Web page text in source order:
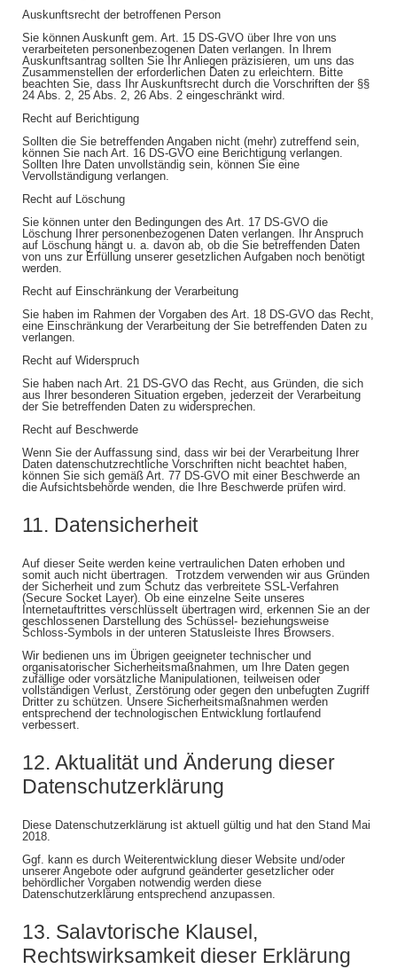
Auskunftsrecht der betroffenen Person
Sie können Auskunft gem. Art. 15 DS-GVO über Ihre von uns
verarbeiteten personenbezogenen Daten verlangen. In Ihrem
Auskunftsantrag sollten Sie Ihr Anliegen präzisieren, um uns das
Zusammenstellen der erforderlichen Daten zu erleichtern. Bitte
beachten Sie, dass Ihr Auskunftsrecht durch die Vorschriften der §§
24 Abs. 2, 25 Abs. 2, 26 Abs. 2 eingeschränkt wird.
Recht auf Berichtigung
Sollten die Sie betreffenden Angaben nicht (mehr) zutreffend sein,
können Sie nach Art. 16 DS-GVO eine Berichtigung verlangen.
Sollten Ihre Daten unvollständig sein, können Sie eine
Vervollständigung verlangen.
Recht auf Löschung
Sie können unter den Bedingungen des Art. 17 DS-GVO die
Löschung Ihrer personenbezogenen Daten verlangen. Ihr Anspruch
auf Löschung hängt u. a. davon ab, ob die Sie betreffenden Daten
von uns zur Erfüllung unserer gesetzlichen Aufgaben noch benötigt
werden.
Recht auf Einschränkung der Verarbeitung
Sie haben im Rahmen der Vorgaben des Art. 18 DS-GVO das Recht,
eine Einschränkung der Verarbeitung der Sie betreffenden Daten zu
verlangen.
Recht auf Widerspruch
Sie haben nach Art. 21 DS-GVO das Recht, aus Gründen, die sich
aus Ihrer besonderen Situation ergeben, jederzeit der Verarbeitung
der Sie betreffenden Daten zu widersprechen.
Recht auf Beschwerde
Wenn Sie der Auffassung sind, dass wir bei der Verarbeitung Ihrer
Daten datenschutzrechtliche Vorschriften nicht beachtet haben,
können Sie sich gemäß Art. 77 DS-GVO mit einer Beschwerde an
die Aufsichtsbehörde wenden, die Ihre Beschwerde prüfen wird.
11. Datensicherheit
Auf dieser Seite werden keine vertraulichen Daten erhoben und
somit auch nicht übertragen. Trotzdem verwenden wir aus Gründen
der Sicherheit und zum Schutz das verbreitete SSL-Verfahren
(Secure Socket Layer). Ob eine einzelne Seite unseres
Internetauftrittes verschlüsselt übertragen wird, erkennen Sie an der
geschlossenen Darstellung des Schüssel- beziehungsweise
Schloss-Symbols in der unteren Statusleiste Ihres Browsers.
Wir bedienen uns im Übrigen geeigneter technischer und
organisatorischer Sicherheitsmaßnahmen, um Ihre Daten gegen
zufällige oder vorsätzliche Manipulationen, teilweisen oder
vollständigen Verlust, Zerstörung oder gegen den unbefugten Zugriff
Dritter zu schützen. Unsere Sicherheitsmaßnahmen werden
entsprechend der technologischen Entwicklung fortlaufend
verbessert.
12. Aktualität und Änderung dieser
Datenschutzerklärung
Diese Datenschutzerklärung ist aktuell gültig und hat den Stand Mai
2018.
Ggf. kann es durch Weiterentwicklung dieser Website und/oder
unserer Angebote oder aufgrund geänderter gesetzlicher oder
behördlicher Vorgaben notwendig werden diese
Datenschutzerklärung entsprechend anzupassen.
13. Salavtorische Klausel,
Rechtswirksamkeit dieser Erklärung